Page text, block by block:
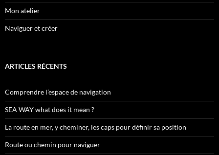
Mon atelier
Naviguer et créer
ARTICLES RÉCENTS
Comprendre l’espace de navigation
SEA WAY what does it mean ?
La route en mer, y cheminer, les caps pour définir sa position
Route ou chemin pour naviguer